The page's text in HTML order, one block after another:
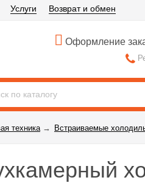
Услуги Возврат и обмен
Оформление
техника→ Встраиваемые